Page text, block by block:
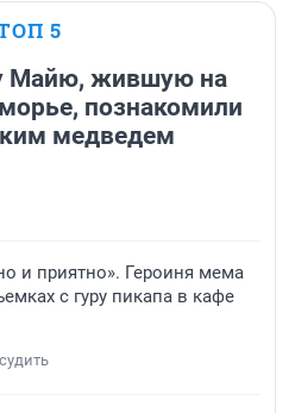
5
Майю, жившую на
познакомили
медведем
и приятно». Героиня мема
с гуру пикапа в кафе